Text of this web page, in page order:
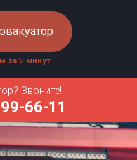
за 5 минут
Звоните!
66-11